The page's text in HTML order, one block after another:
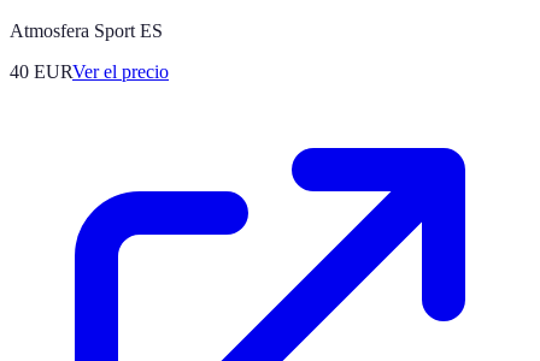
Atmosfera Sport ES
40 EURVer el precio